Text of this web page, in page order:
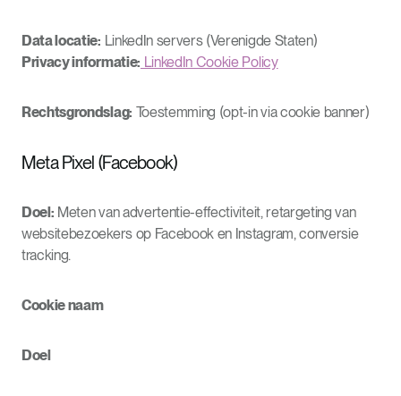
Data locatie: LinkedIn servers (Verenigde Staten)
Privacy informatie: LinkedIn Cookie Policy
Rechtsgrondslag: Toestemming (opt-in via cookie banner)
Meta Pixel (Facebook)
Doel: Meten van advertentie-effectiviteit, retargeting van
websitebezoekers op Facebook en Instagram, conversie
tracking.
Cookie naam
Doel